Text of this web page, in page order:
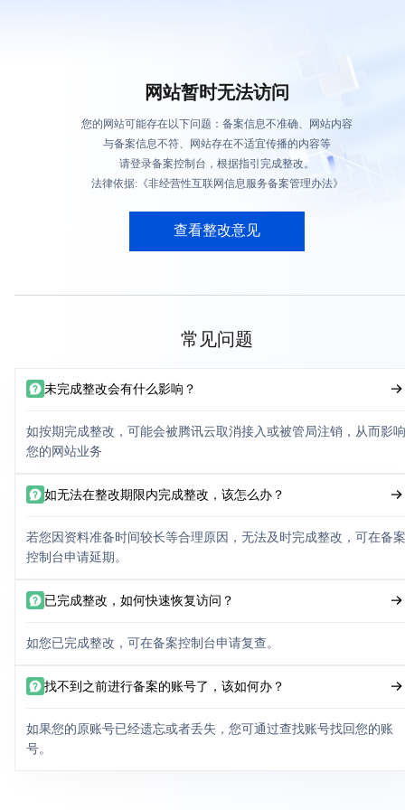
网站暂时无法访问
您的网站可能存在以下问题：备案信息不准确、网站内容
与备案信息不符、网站存在不适宜传播的内容等
请登录备案控制台，根据指引完成整改。
法律依据:《非经营性互联网信息服务备案管理办法》
查看整改意见
常见问题
未完成整改会有什么影响？
如按期完成整改，可能会被腾讯云取消接入或被管局注销，从而影响
您的网站业务
如无法在整改期限内完成整改，该怎么办？
若您因资料准备时间较长等合理原因，无法及时完成整改，可在备案
控制台申请延期。
已完成整改，如何快速恢复访问？
如您已完成整改，可在备案控制台申请复查。
找不到之前进行备案的账号了，该如何办？
如果您的原账号已经遗忘或者丢失，您可通过查找账号找回您的账
号。